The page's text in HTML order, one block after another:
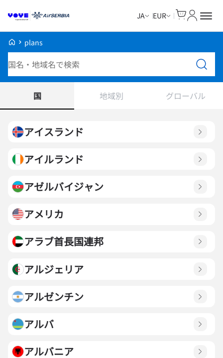
JA EUR
Voye Homepage
plans
国 地域別 グローバル
アイスランド
アイルランド
アゼルバイジャン
アメリカ
アラブ首長国連邦
アルジェリア
アルゼンチン
アルバ
アルバニア